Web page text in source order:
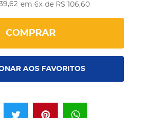
em 6x de R$ 106,60
COMPRAR
AOS FAVORITOS